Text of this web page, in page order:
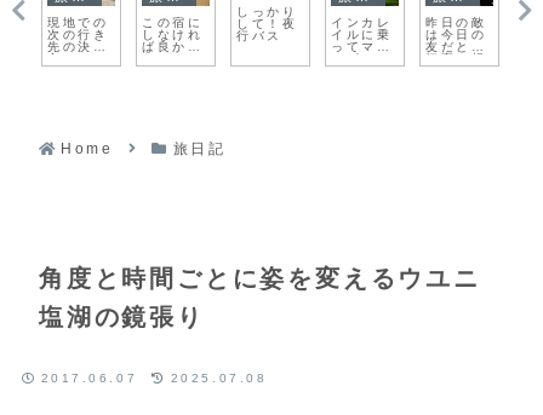
現地での
次の行き
先の決め
方
この宿に
しなけれ
ば良かっ
たの
に。。。
しっかり
して！夜
行バス
インカレ
イルに乗
ってマチ
ュピチュ
村を目指
昨日の敵
は今日の
友だと、
切実に想
う
カ
Home 旅日記
角度と時間ごとに姿を変えるウユニ
塩湖の鏡張り
2017.06.07 2025.07.08